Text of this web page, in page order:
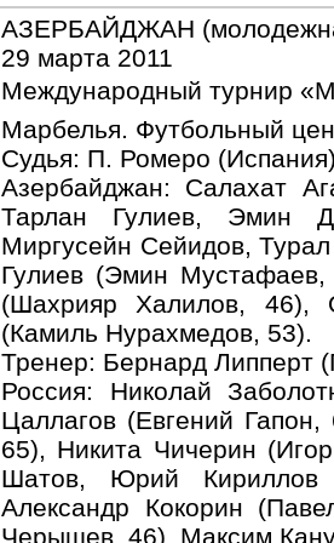
АЗЕРБАЙДЖАН
29 марта 2011
Международный турнир
Марбелья. Футбольный
Судья: П. Ромеро
Азербайджан: Салахат
Тарлан Гулиев, Эмин
Миргусейн Сейидов,
Гулиев (Эмин
(Шахрияр Халилов, 46),
(Камиль Нурахмедов, 53).
Тренер: Бернард Липперт
Россия: Николай
Цаллагов (Евгений
65), Никита Чичерин
Шатов, Юрий Кириллов
Александр Кокорин
Черышев, 46), Максим